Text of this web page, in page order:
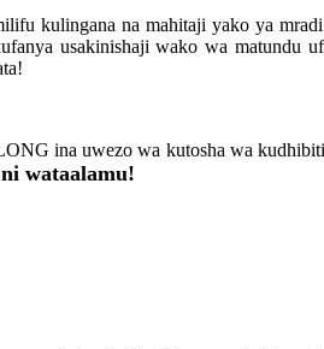
kulingana na mahitaji yako ya
usakinishaji wako wa matundu
ina uwezo wa kutosha wa
wataalamu!